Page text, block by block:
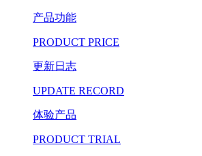
产品功能
PRODUCT PRICE
更新日志
UPDATE RECORD
体验产品
PRODUCT TRIAL